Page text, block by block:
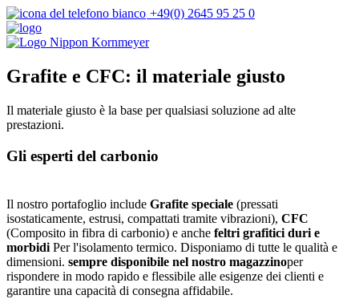
+49(0) 2645 95 25 0
Grafite e CFC: il materiale giusto
Il materiale giusto è la base per qualsiasi soluzione ad alte
prestazioni.
Gli esperti del carbonio
Il nostro portafoglio include Grafite speciale (pressati
isostaticamente, estrusi, compattati tramite vibrazioni), CFC
(Composito in fibra di carbonio) e anche feltri grafitici duri e
morbidi Per l'isolamento termico. Disponiamo di tutte le qualità e
dimensioni. sempre disponibile nel nostro magazzinoper
rispondere in modo rapido e flessibile alle esigenze dei clienti e
garantire una capacità di consegna affidabile.